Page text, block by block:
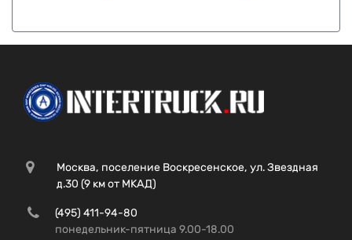
Москва, поселение Воскресенское, ул. Звездная
д.30 (9 км от МКАД)
(495) 411-94-80
понедельник-пятница 9.00-18.00